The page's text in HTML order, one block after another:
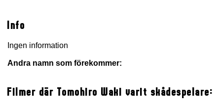
Info
Ingen information
Andra namn som förekommer:
Filmer där Tomohiro Waki varit skådespelare: